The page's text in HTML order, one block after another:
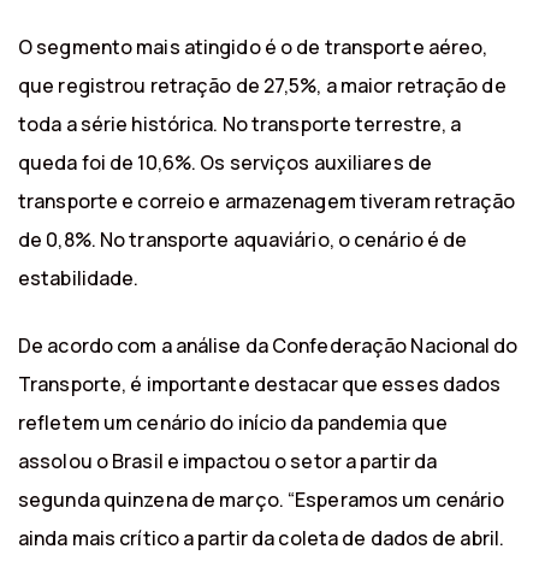
O segmento mais atingido é o de transporte aéreo,
que registrou retração de 27,5%, a maior retração de
toda a série histórica. No transporte terrestre, a
queda foi de 10,6%. Os serviços auxiliares de
transporte e correio e armazenagem tiveram retração
de 0,8%. No transporte aquaviário, o cenário é de
estabilidade.
De acordo com a análise da Confederação Nacional do
Transporte, é importante destacar que esses dados
refletem um cenário do início da pandemia que
assolou o Brasil e impactou o setor a partir da
segunda quinzena de março. “Esperamos um cenário
ainda mais crítico a partir da coleta de dados de abril.